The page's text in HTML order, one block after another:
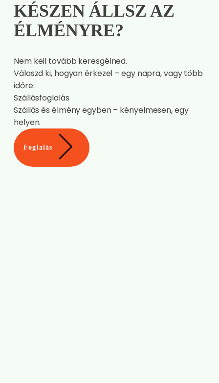
KÉSZEN ÁLLSZ AZ
ÉLMÉNYRE?
Nem kell tovább keresgélned.
Válaszd ki, hogyan érkezel – egy napra, vagy több
időre.
Szállásfoglalás
Szállás és élmény egyben – kényelmesen, egy
helyen.
Foglalás